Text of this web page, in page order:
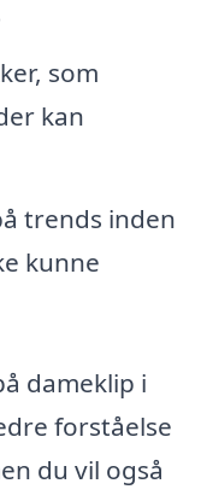
som
kan
trends inden
kunne
dameklip i
forståelse
du vil også